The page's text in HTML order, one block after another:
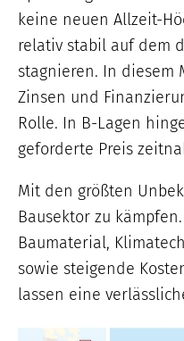
keine neuen Allzeit-
relativ stabil auf dem
stagnieren. In diesem
Zinsen und
Rolle. In B-Lagen
geforderte Preis
Mit den größten
Bausektor zu
Baumaterial,
sowie steigende
lassen eine